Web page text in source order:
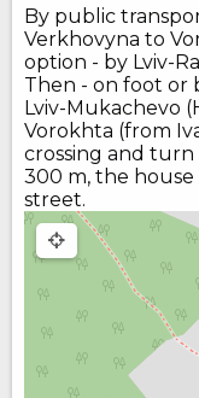
By public
Verkhovyna to
option - by Lviv-
Then - on foot or
Lviv-Mukachevo
Vorokhta (from
crossing and
300 m, the
street.